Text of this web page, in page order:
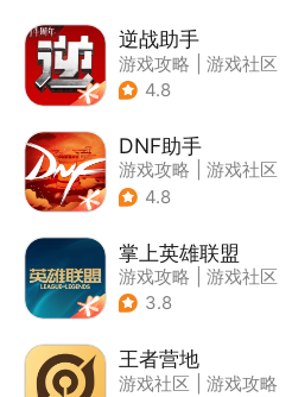
逆战助手
游戏攻略
游戏社区
4.8
DNF助手
游戏攻略
游戏社区
4.8
掌上英雄联盟
游戏攻略
游戏社区
3.8
王者营地
游戏社区
游戏攻略